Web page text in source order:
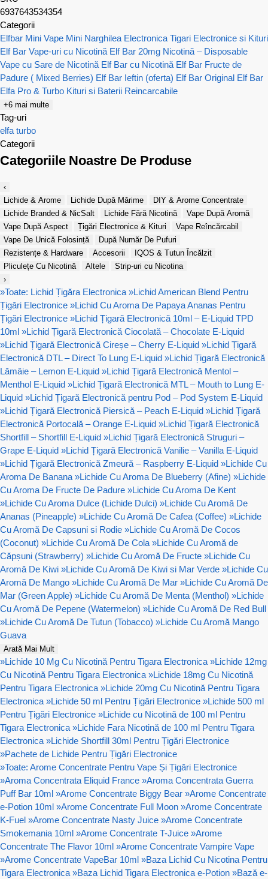
6937643534354
Categorii
Elfbar Mini Vape Mini Narghilea Electronica Tigari Electronice si Kituri
Elf Bar Vape-uri cu Nicotină Elf Bar 20mg Nicotină – Disposable
Vape cu Sare de Nicotină Elf Bar cu Nicotină Elf Bar Fructe de
Padure ( Mixed Berries) Elf Bar Ieftin (oferta) Elf Bar Original Elf Bar
Elfa Pro & Turbo Kituri si Baterii Reincarcabile
+6 mai multe
Tag-uri
elfa turbo
Categorii
Categoriile Noastre De Produse
‹
Lichide & Arome
Lichide După Mărime
DIY & Arome Concentrate
Lichide Branded & NicSalt
Lichide Fără Nicotină
Vape După Aromă
Vape După Aspect
Țigări Electronice & Kituri
Vape Reîncărcabil
Vape De Unică Folosință
După Număr De Pufuri
Rezistențe & Hardware
Accesorii
IQOS & Tutun Încălzit
Pliculețe Cu Nicotină
Altele
Strip-uri cu Nicotina
›
»Toate: Lichid Țigăra Electronica »Lichid American Blend Pentru
Țigări Electronice »Lichid Cu Aroma De Papaya Ananas Pentru
Țigări Electronice »Lichid Țigară Electronică 10ml – E-Liquid TPD
10ml »Lichid Țigară Electronică Ciocolată – Chocolate E-Liquid
»Lichid Țigară Electronică Cireșe – Cherry E-Liquid »Lichid Țigară
Electronică DTL – Direct To Lung E-Liquid »Lichid Țigară Electronică
Lămâie – Lemon E-Liquid »Lichid Țigară Electronică Mentol –
Menthol E-Liquid »Lichid Țigară Electronică MTL – Mouth to Lung E-
Liquid »Lichid Țigară Electronică pentru Pod – Pod System E-Liquid
»Lichid Țigară Electronică Piersică – Peach E-Liquid »Lichid Țigară
Electronică Portocală – Orange E-Liquid »Lichid Țigară Electronică
Shortfill – Shortfill E-Liquid »Lichid Țigară Electronică Struguri –
Grape E-Liquid »Lichid Țigară Electronică Vanilie – Vanilla E-Liquid
»Lichid Țigară Electronică Zmeură – Raspberry E-Liquid »Lichide Cu
Aroma De Banana »Lichide Cu Aroma De Blueberry (Afine) »Lichide
Cu Aroma De Fructe De Padure »Lichide Cu Aroma De Kent
»Lichide Cu Aroma Dulce (Lichide Dulci) »Lichide Cu Aromă De
Ananas (Pineapple) »Lichide Cu Aromă De Cafea (Coffee) »Lichide
Cu Aromă De Capsuni si Rodie »Lichide Cu Aromă De Cocos
(Coconut) »Lichide Cu Aromă De Cola »Lichide Cu Aromă de
Căpșuni (Strawberry) »Lichide Cu Aromă De Fructe »Lichide Cu
Aromă De Kiwi »Lichide Cu Aromă De Kiwi si Mar Verde »Lichide Cu
Aromă De Mango »Lichide Cu Aromă De Mar »Lichide Cu Aromă De
Mar (Green Apple) »Lichide Cu Aromă De Menta (Menthol) »Lichide
Cu Aromă De Pepene (Watermelon) »Lichide Cu Aromă De Red Bull
»Lichide Cu Aromă De Tutun (Tobacco) »Lichide Cu Aromă Mango
Guava
Arată Mai Mult
»Lichide 10 Mg Cu Nicotină Pentru Tigara Electronica »Lichide 12mg
Cu Nicotină Pentru Tigara Electronica »Lichide 18mg Cu Nicotină
Pentru Tigara Electronica »Lichide 20mg Cu Nicotină Pentru Tigara
Electronica »Lichide 50 ml Pentru Țigări Electronice »Lichide 500 ml
Pentru Țigări Electronice »Lichide cu Nicotină de 100 ml Pentru
Tigara Electronica »Lichide Fara Nicotină de 100 ml Pentru Tigara
Electronica »Lichide Shortfill 30ml Pentru Țigări Electronice
»Pachete de Lichide Pentru Țigări Electronice
»Toate: Arome Concentrate Pentru Vape Și Țigări Electronice
»Aroma Concentrata Eliquid France »Aroma Concentrata Guerra
Puff Bar 10ml »Arome Concentrate Biggy Bear »Arome Concentrate
e-Potion 10ml »Arome Concentrate Full Moon »Arome Concentrate
K-Fuel »Arome Concentrate Nasty Juice »Arome Concentrate
Smokemania 10ml »Arome Concentrate T-Juice »Arome
Concentrate The Flavor 10ml »Arome Concentrate Vampire Vape
»Arome Concentrate VapeBar 10ml »Baza Lichid Cu Nicotina Pentru
Tigara Electronica »Baza Lichid Tigara Electronica e-Potion »Bază e-